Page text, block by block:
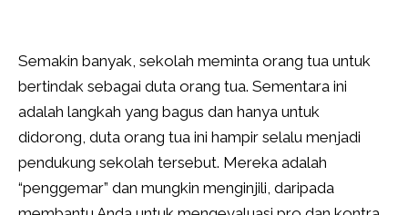
Semakin banyak, sekolah meminta orang tua untuk
bertindak sebagai duta orang tua. Sementara ini
adalah langkah yang bagus dan hanya untuk
didorong, duta orang tua ini hampir selalu menjadi
pendukung sekolah tersebut. Mereka adalah
“penggemar” dan mungkin menginjili, daripada